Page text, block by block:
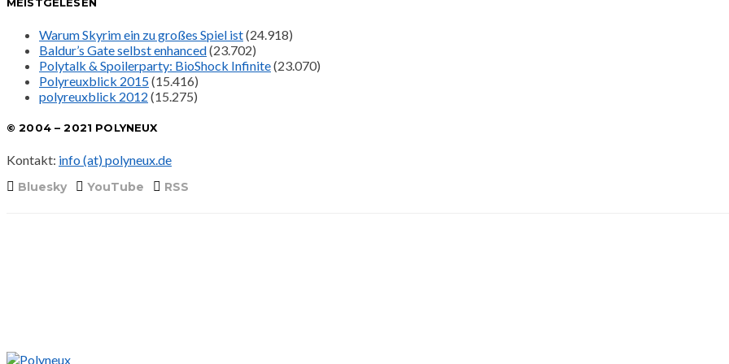
Warum Skyrim ein zu großes Spiel ist(24.918)
Baldur’s Gate selbst enhanced(23.702)
Polytalk & Spoilerparty: BioShock Infinite(23.070)
Polyreuxblick 2015(15.416)
polyreuxblick 2012 (15.275)
© 2004 – 2021 POLYNEUX
Kontakt: info (at) polyneux.de
Bluesky YouTube RSS